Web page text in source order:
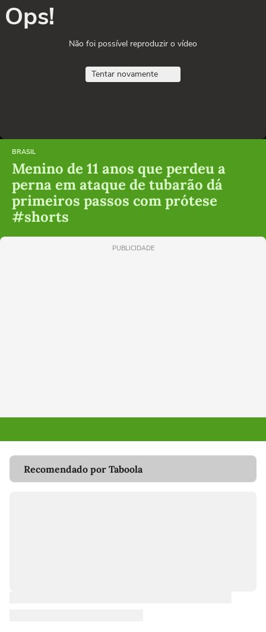
Ops!
Não foi possível reproduzir o vídeo
Tentar novamente
BRASIL
Menino de 11 anos que perdeu a
perna em ataque de tubarão dá
primeiros passos com prótese
#shorts
PUBLICIDADE
Recomendado por Taboola